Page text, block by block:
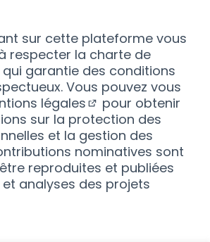
sur cette plateforme vous
respecter la charte de
dans un nouvel onglet)
qui garantie des conditions
Vous pouvez vous
légales
(S'ouvre dans un
pour obtenir
sur la protection des
et la gestion des
nominatives sont
reproduites et publiées
analyses des projets